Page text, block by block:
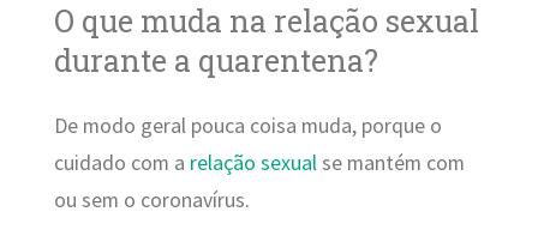
O que muda na relação sexual
durante a quarentena?
De modo geral pouca coisa muda, porque o
cuidado com a relação sexualse mantém com
ou sem o coronavírus.